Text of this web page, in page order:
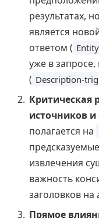
результатах,
является
ответом (
уже в
( Description-
Критическая
источников и
полагается на
предсказуемые
извлечения
важность
заголовков на
Прямое